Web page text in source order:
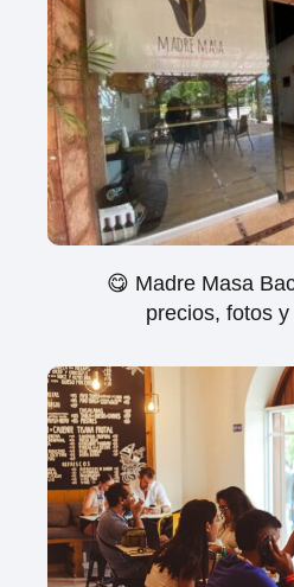
😋 Madre Masa
precios, fotos